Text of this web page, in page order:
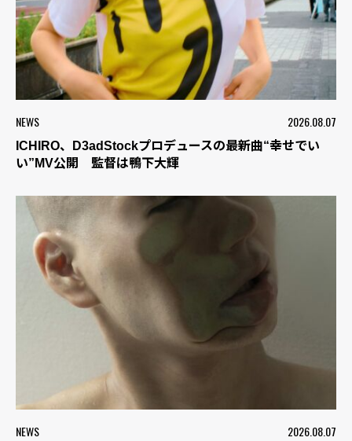
NEWS 2026.08.07
ICHIRO、D3adStockプロデュースの最新曲“幸せでい
い”MV公開 監督は鴨下大輝
NEWS 2026.08.07